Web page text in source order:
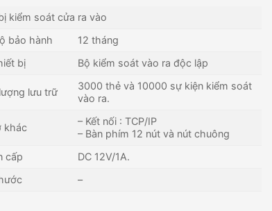
kiểm soát cửa ra vào
bảo hành
12 tháng
bị
Bộ kiểm soát vào ra độc lập
lưu trữ
3000 thẻ và 10000 sự kiện kiểm soát
vào ra.
khác
– Kết nối : TCP/IP
– Bàn phím 12 nút và nút chuông
cấp
DC 12V/1A.
–